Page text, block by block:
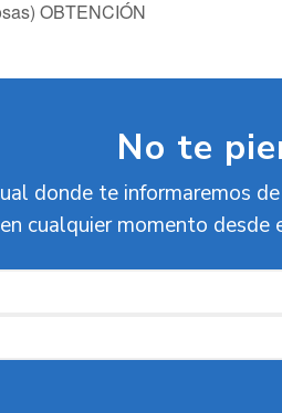
OBTENCIÓN
No te
donde te informaremos
cualquier momento